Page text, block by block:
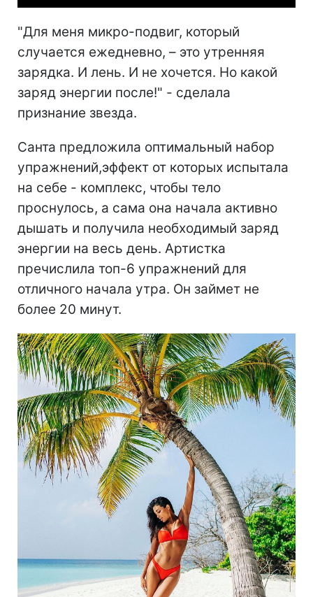
"Для меня микро-подвиг, который
случается ежедневно, – это утренняя
зарядка. И лень. И не хочется. Но какой
заряд энергии после!" - сделала
признание звезда.
Санта предложила оптимальный набор
упражнений,эффект от которых испытала
на себе - комплекс, чтобы тело
проснулось, а сама она начала активно
дышать и получила необходимый заряд
энергии на весь день. Артистка
пречислила топ-6 упражнений для
отличного начала утра. Он займет не
более 20 минут.